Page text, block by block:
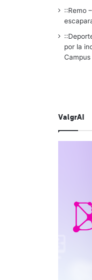
::Remo
por la
ValgrAI